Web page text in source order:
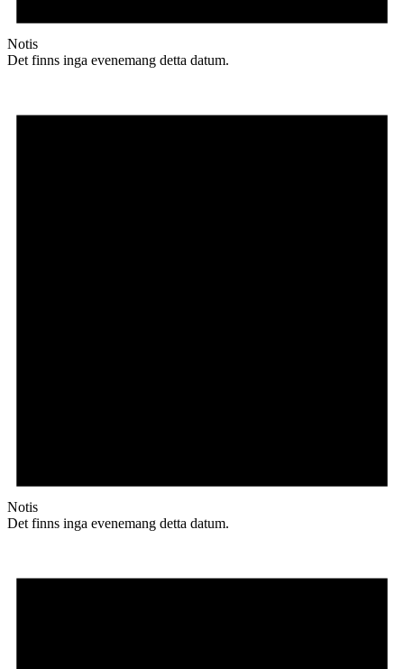
Notis
Det finns inga evenemang detta datum.
Notis
Det finns inga evenemang detta datum.